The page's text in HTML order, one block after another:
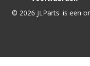
© 2026 JLParts. is een